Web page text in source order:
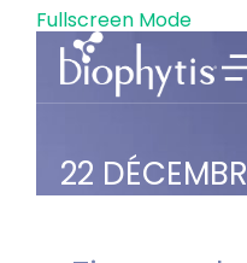
Fullscreen Mode